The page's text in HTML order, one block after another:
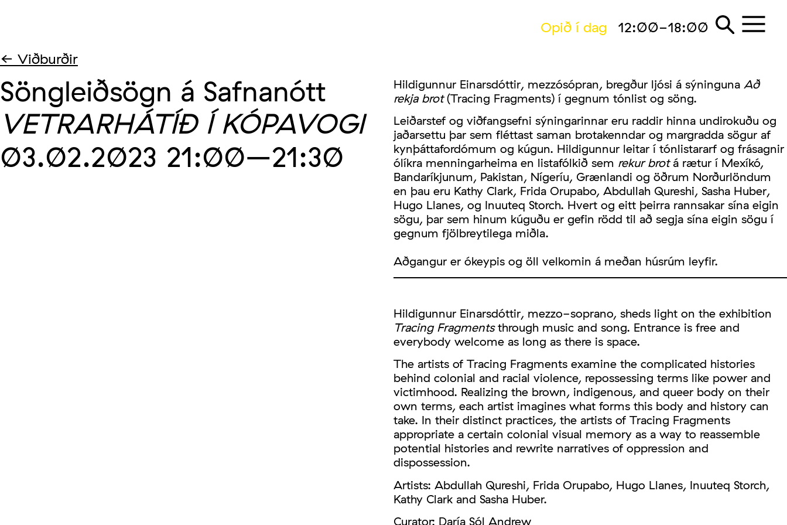
Opið í dag
12:00-18:00
← Viðburðir
Söngleiðsögn á Safnanótt
VETRARHÁTÍÐ Í KÓPAVOGI
03.02.2023 21:00–21:30
Hildigunnur Einarsdóttir, mezzósópran, bregður ljósi á sýninguna Að
rekja brot(Tracing Fragments) í gegnum tónlist og söng.
Leiðarstef og viðfangsefni sýningarinnar eru raddir hinna undirokuðu og
jaðarsettu þar sem fléttast saman brotakenndar og margradda sögur af
kynþáttafordómum og kúgun. Hildigunnur leitar í tónlistararf og frásagnir
ólíkra menningarheima en listafólkið sem rekur brotá rætur í Mexíkó,
Bandaríkjunum, Pakistan, Nígeríu, Grænlandi og öðrum Norðurlöndum
en þau eru Kathy Clark, Frida Orupabo, Abdullah Qureshi, Sasha Huber,
Hugo Llanes, og Inuuteq Storch. Hvert og eitt þeirra rannsakar sína eigin
sögu, þar sem hinum kúguðu er gefin rödd til að segja sína eigin sögu í
gegnum fjölbreytilega miðla.
Aðgangur er ókeypis og öll velkomin á meðan húsrúm leyfir.
Hildigunnur Einarsdóttir, mezzo-soprano, sheds light on the exhibition
Tracing Fragmentsthrough music and song. Entrance is free and
everybody welcome as long as there is space.
The artists of Tracing Fragments examine the complicated histories
behind colonial and racial violence, repossessing terms like power and
victimhood. Realizing the brown, indigenous, and queer body on their
own terms, each artist imagines what forms this body and history can
take. In their distinct practices, the artists of Tracing Fragments
appropriate a certain colonial visual memory as a way to reassemble
potential histories and rewrite narratives of oppression and
dispossession.
Artists: Abdullah Qureshi, Frida Orupabo, Hugo Llanes, Inuuteq Storch,
Kathy Clark and Sasha Huber.
Curator: Daría Sól Andrew